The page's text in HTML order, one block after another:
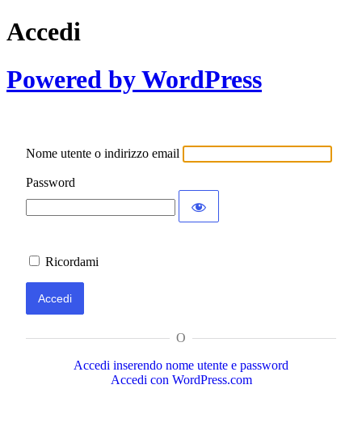
Accedi
Powered by WordPress
Nome utente o indirizzo email
Password
Ricordami
O
Accedi inserendo nome utente e password
Accedi con WordPress.com